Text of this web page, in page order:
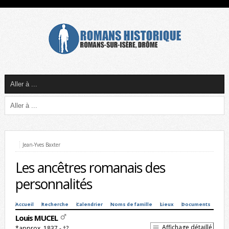
Jean-Yves Baxter
Les ancêtres romanais des
personnalités
Accueil Recherche Calendrier Noms de famille Lieux Documents
Louis MUCEL
Affichage détaillé